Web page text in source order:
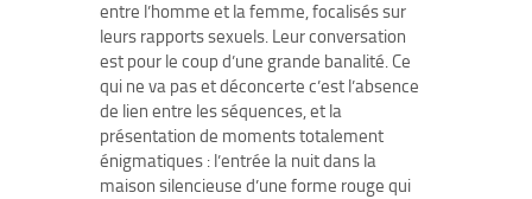
entre l’homme et la femme, focalisés sur
leurs rapports sexuels. Leur conversation
est pour le coup d’une grande banalité. Ce
qui ne va pas et déconcerte c’est l’absence
de lien entre les séquences, et la
présentation de moments totalement
énigmatiques : l’entrée la nuit dans la
maison silencieuse d’une forme rouge qui